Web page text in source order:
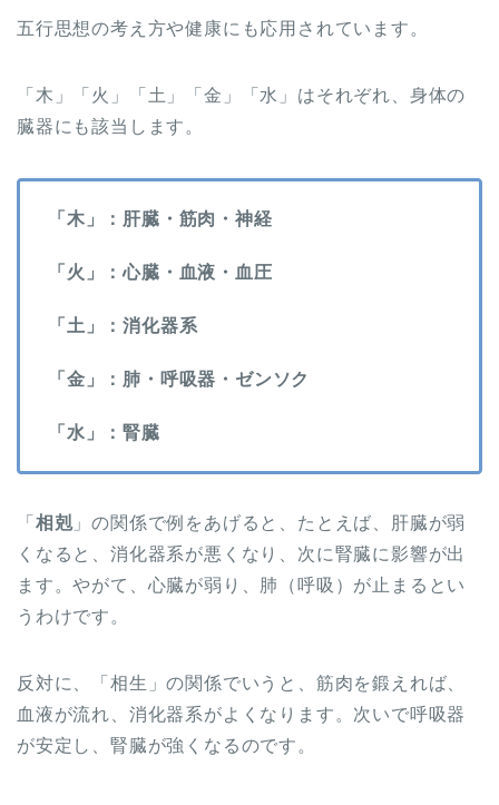
五行思想の考え方や健康にも応用されています。
「木」「火」「土」「金」「水」はそれぞれ、身体の
臓器にも該当します。
「木」：肝臓・筋肉・神経
「火」：心臓・血液・血圧
「土」：消化器系
「金」：肺・呼吸器・ゼンソク
「水」：腎臓
「 相剋」の関係で例をあげると、たとえば、肝臓が弱
くなると、消化器系が悪くなり、次に腎臓に影響が出
ます。やがて、心臓が弱り、肺（呼吸）が止まるとい
うわけです。
反対に、「相生」の関係でいうと、筋肉を鍛えれば、
血液が流れ、消化器系がよくなります。次いで呼吸器
が安定し、腎臓が強くなるのです。